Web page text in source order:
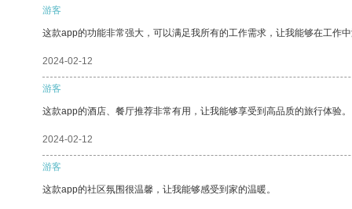
游客
这款app的功能非常强大，可以满足我所有的工作需求，让我能够在工作中
2024-02-12
游客
这款app的酒店、餐厅推荐非常有用，让我能够享受到高品质的旅行体验。
2024-02-12
游客
这款app的社区氛围很温馨，让我能够感受到家的温暖。